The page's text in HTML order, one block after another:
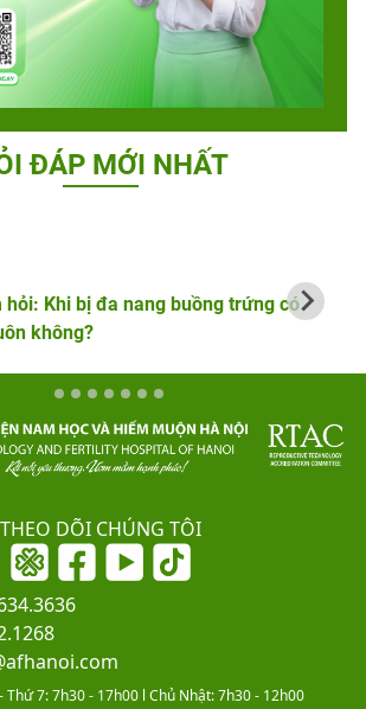
ĐÁP MỚI NHẤT
hỏi: Khi bị đa nang buồng trứng có
không?
THEO DÕI CHÚNG TÔI
Thứ 7: 7h30 - 17h00 l Chủ Nhật: 7h30 - 12h00